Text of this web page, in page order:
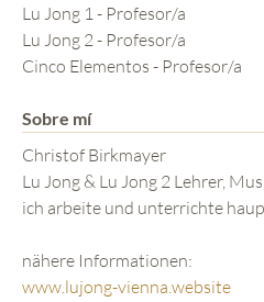
Lu Jong 1 - Profesor/a
Lu Jong 2 - Profesor/a
Cinco Elementos - Profesor/a
Sobre mí
Christof Birkmayer
Lu Jong & Lu Jong 2 Lehrer,
ich arbeite und unterrichte
nähere Informationen:
www.lujong-vienna.website